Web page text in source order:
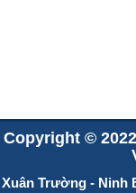
Copyright ©
Xuân Trường - Ninh